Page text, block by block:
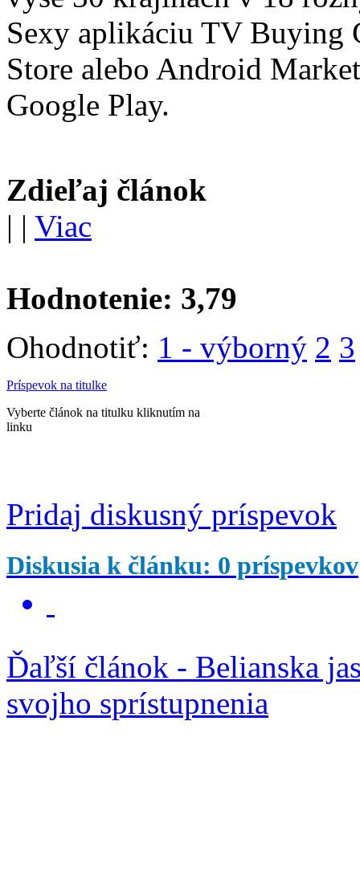
Sexy aplikáciu TV Buying
Store alebo Android
Google Play.
Zdieľaj článok
| | Viac
Hodnotenie: 3,79
Ohodnotiť: 1 - výborný 2 3
Príspevok na titulke
Vyberte článok na titulku kliknutím na
linku
Pridaj diskusný príspevok
Diskusia k článku: 0 príspevkov
Ďaľší článok - Belianska
svojho sprístupnenia